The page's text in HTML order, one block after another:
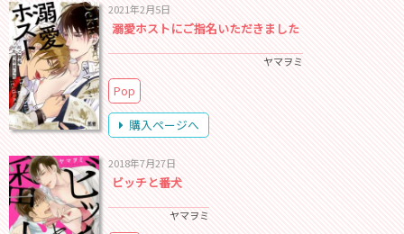
2021年2月5日
溺愛ホストにご指名いただきました
ヤマヲミ
Pop
購入ページへ
2018年7月27日
ビッチと番犬
ヤマヲミ